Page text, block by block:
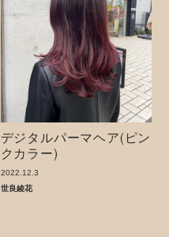
デジタルパーマヘア(ピン
クカラー)
2022.12.3
世良綾花